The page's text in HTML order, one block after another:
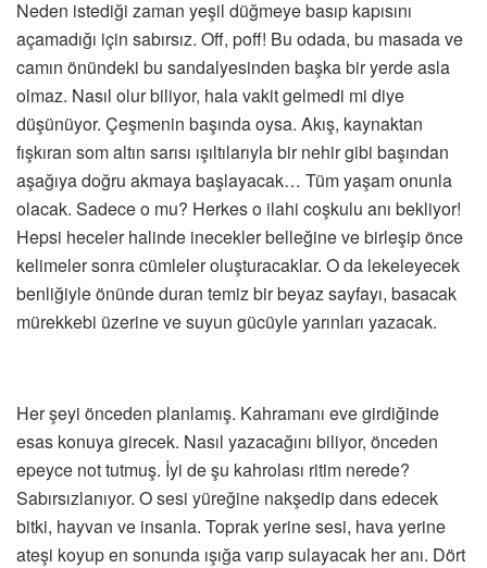
Neden istediği zaman yeşil düğmeye basıp kapısını
açamadığı için sabırsız. Off, poff! Bu odada, bu masada ve
camın önündeki bu sandalyesinden başka bir yerde asla
olmaz. Nasıl olur biliyor, hala vakit gelmedi mi diye
düşünüyor. Çeşmenin başında oysa. Akış, kaynaktan
fışkıran som altın sarısı ışıltılarıyla bir nehir gibi başından
aşağıya doğru akmaya başlayacak… Tüm yaşam onunla
olacak. Sadece o mu? Herkes o ilahi coşkulu anı bekliyor!
Hepsi heceler halinde inecekler belleğine ve birleşip önce
kelimeler sonra cümleler oluşturacaklar. O da lekeleyecek
benliğiyle önünde duran temiz bir beyaz sayfayı, basacak
mürekkebi üzerine ve suyun gücüyle yarınları yazacak.
Her şeyi önceden planlamış. Kahramanı eve girdiğinde
esas konuya girecek. Nasıl yazacağını biliyor, önceden
epeyce not tutmuş. İyi de şu kahrolası ritim nerede?
Sabırsızlanıyor. O sesi yüreğine nakşedip dans edecek
bitki, hayvan ve insanla. Toprak yerine sesi, hava yerine
ateşi koyup en sonunda ışığa varıp sulayacak her anı. Dört